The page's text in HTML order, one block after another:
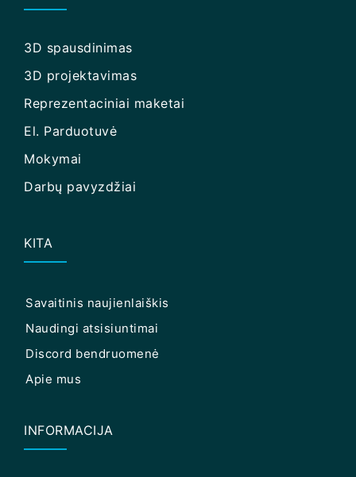
3D spausdinimas
3D projektavimas
Reprezentaciniai maketai
El. Parduotuvė
Mokymai
Darbų pavyzdžiai
KITA
Savaitinis naujienlaiškis
Naudingi atsisiuntimai
Discord bendruomenė
Apie mus
INFORMACIJA